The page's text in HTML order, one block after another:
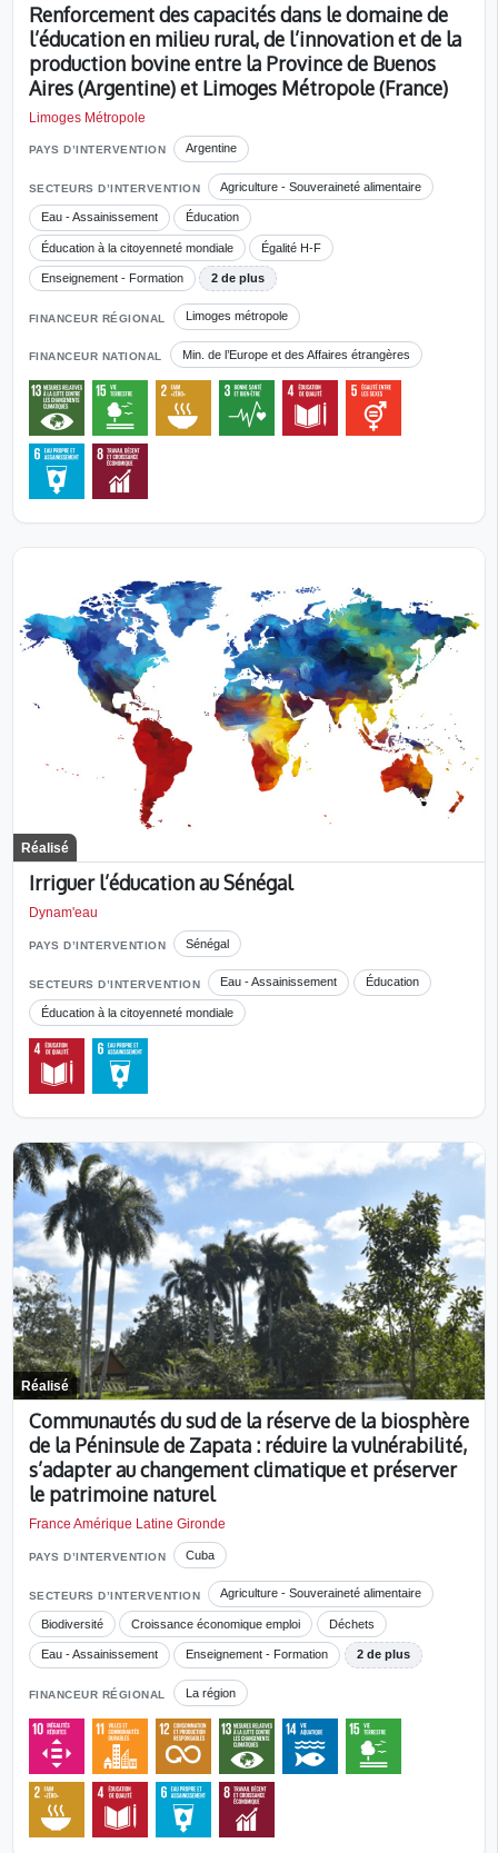
Renforcement des capacités dans le domaine de
l’éducation en milieu rural, de l’innovation et de la
production bovine entre la Province de Buenos
Aires (Argentine) et Limoges Métropole (France)
Limoges Métropole
PAYS D’INTERVENTION Argentine
SECTEURS D’INTERVENTION Agriculture - Souveraineté alimentaire
Eau - Assainissement Éducation
Éducation à la citoyenneté mondiale Égalité H-F
Enseignement - Formation 2 de plus
FINANCEUR RÉGIONAL Limoges métropole
FINANCEUR NATIONAL Min. de l’Europe et des Affaires étrangères
Réalisé
Irriguer l’éducation au Sénégal
Dynam'eau
PAYS D’INTERVENTION Sénégal
SECTEURS D’INTERVENTION Eau - Assainissement Éducation
Éducation à la citoyenneté mondiale
Réalisé
Communautés du sud de la réserve de la biosphère
de la Péninsule de Zapata : réduire la vulnérabilité,
s’adapter au changement climatique et préserver
le patrimoine naturel
France Amérique Latine Gironde
PAYS D’INTERVENTION Cuba
SECTEURS D’INTERVENTION Agriculture - Souveraineté alimentaire
Biodiversité Croissance économique emploi Déchets
Eau - Assainissement Enseignement - Formation 2 de plus
FINANCEUR RÉGIONAL La région